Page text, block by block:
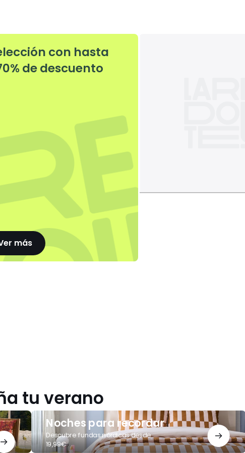
con hasta
de descuento
más
tu verano
Noches para recordar
Descubre fundas nórdicas desde
19,99€
Noches
para
recordar